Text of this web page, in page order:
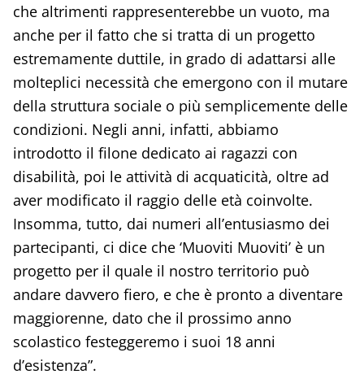
che altrimenti rappresenterebbe un vuoto, ma
anche per il fatto che si tratta di un progetto
estremamente duttile, in grado di adattarsi alle
molteplici necessità che emergono con il mutare
della struttura sociale o più semplicemente delle
condizioni. Negli anni, infatti, abbiamo
introdotto il filone dedicato ai ragazzi con
disabilità, poi le attività di acquaticità, oltre ad
aver modificato il raggio delle età coinvolte.
Insomma, tutto, dai numeri all’entusiasmo dei
partecipanti, ci dice che ‘Muoviti Muoviti’ è un
progetto per il quale il nostro territorio può
andare davvero fiero, e che è pronto a diventare
maggiorenne, dato che il prossimo anno
scolastico festeggeremo i suoi 18 anni
d’esistenza”.